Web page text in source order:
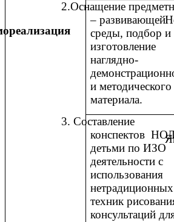
2.Оснащение
– развивающей
среды, подбор и
изготовление
наглядно-
и методического
материала.
3. Составление
конспектов
детьми по ИЗО
деятельности с
использования
нетрадиционных
техник
консультаций